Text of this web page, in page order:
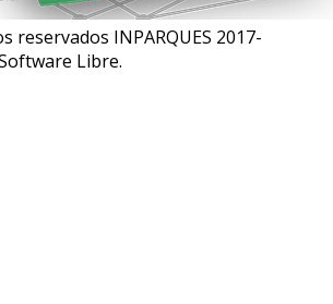
reservados INPARQUES 2017-
Libre.